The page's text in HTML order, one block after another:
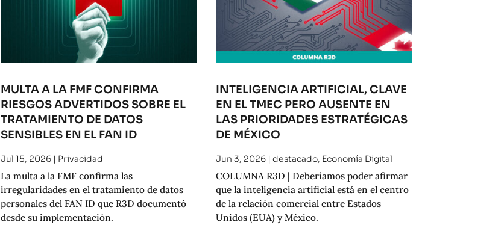
MULTA A LA FMF CONFIRMA
RIESGOS ADVERTIDOS SOBRE EL
TRATAMIENTO DE DATOS
SENSIBLES EN EL FAN ID
Jul 15, 2026 | Privacidad
La multa a la FMF confirma las
irregularidades en el tratamiento de datos
personales del FAN ID que R3D documentó
desde su implementación.
INTELIGENCIA ARTIFICIAL, CLAVE
EN EL TMEC PERO AUSENTE EN
LAS PRIORIDADES ESTRATÉGICAS
DE MÉXICO
Jun 3, 2026 |destacado, Economía Digital
COLUMNA R3D | Deberíamos poder afirmar
que la inteligencia artificial está en el centro
de la relación comercial entre Estados
Unidos (EUA) y México.